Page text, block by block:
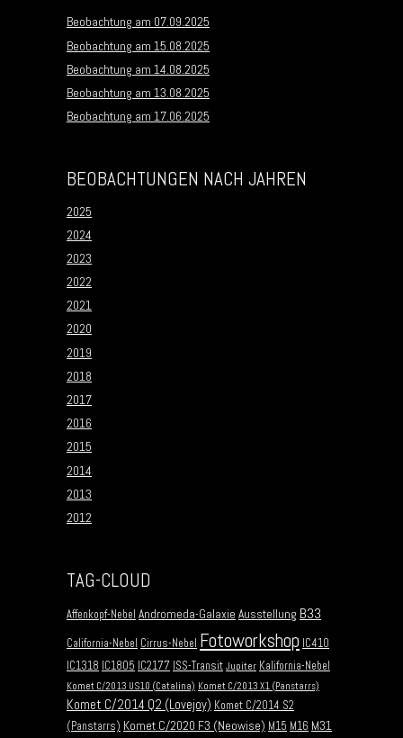
Beobachtung am 07.09.2025
Beobachtung am 15.08.2025
Beobachtung am 14.08.2025
Beobachtung am 13.08.2025
Beobachtung am 17.06.2025
BEOBACHTUNGEN NACH JAHREN
2025
2024
2023
2022
2021
2020
2019
2018
2017
2016
2015
2014
2013
2012
TAG-CLOUD
Affenkopf-Nebel Andromeda-Galaxie Ausstellung B33
California-Nebel Cirrus-Nebel Fotoworkshop IC410
IC1318 IC1805 IC2177 ISS-Transit Jupiter Kalifornia-Nebel
Komet C/2013 US10 (Catalina) Komet C/2013 X1 (Panstarrs)
Komet C/2014 Q2 (Lovejoy) Komet C/2014 S2
(Panstarrs) Komet C/2020 F3 (Neowise) M15 M16 M31